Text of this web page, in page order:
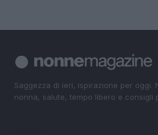
Saggezza di ieri, ispirazione per oggi.
nonna, salute, tempo libero e consigli